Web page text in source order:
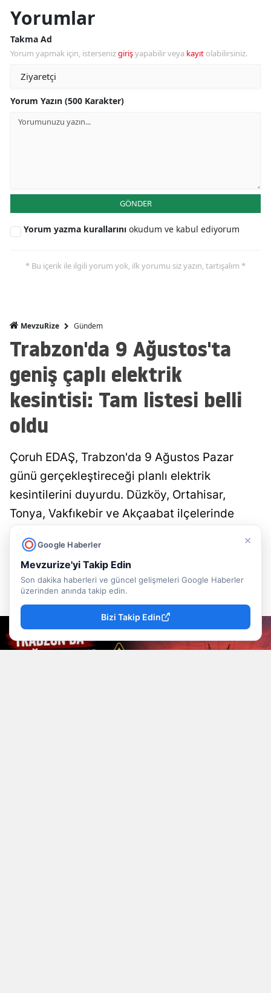
×
Google Haberler
Mevzurize'yi Takip Edin
Son dakika haberleri ve güncel gelişmeleri Google Haberler
üzerinden anında takip edin.
Bizi Takip Edin
Yorumlar
Takma Ad
Yorum yapmak için, istersenizgirişyapabilir veya kayıt olabilirsiniz.
Yorum Yazın (500 Karakter)
GÖNDER
Yorum yazma kurallarını okudum ve kabul ediyorum
* Bu içerik ile ilgili yorum yok, ilk yorumu siz yazın, tartışalım *
MevzuRize Gündem
Trabzon'da 9 Ağustos'ta
geniş çaplı elektrik
kesintisi: Tam listesi belli
oldu
Çoruh EDAŞ, Trabzon'da 9 Ağustos Pazar
günü gerçekleştireceği planlı elektrik
kesintilerini duyurdu. Düzköy, Ortahisar,
Tonya, Vakfıkebir ve Akçaabat ilçelerinde
yatırım ve bakım çalışmaları nedeniyle
saatlerce enerji kesintisi yaşanacak.
Rasime Hacıeyüpoğlu
Muhabir
Yayınlanma
Trabzon